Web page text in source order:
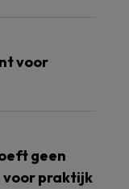
voor
geen
praktijk